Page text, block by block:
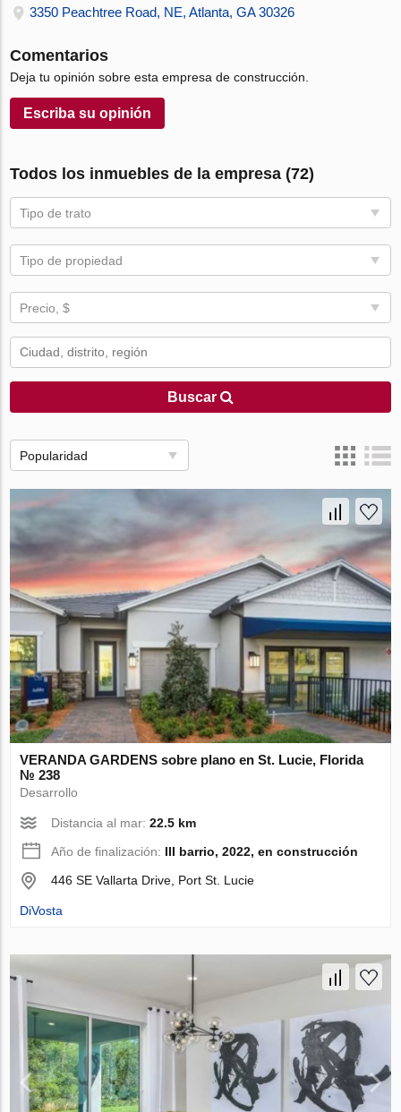
3350 Peachtree Road, NE, Atlanta, GA 30326
Comentarios
Deja tu opinión sobre esta empresa de construcción.
Escriba su opinión
Todos los inmuebles de la empresa (72)
Tipo de trato
Tipo de propiedad
Precio, $
Buscar
Popularidad
VERANDA GARDENS sobre plano en St. Lucie, Florida
№ 238
Desarrollo
Distancia al mar:22.5 km
Año de finalización: III barrio, 2022, en construcción
446 SE Vallarta Drive, Port St. Lucie
DiVosta